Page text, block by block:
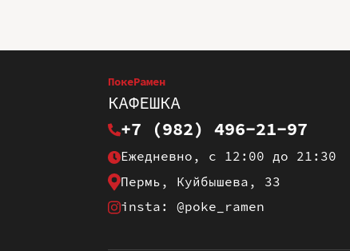
ПокеРамен
КАФЕШКА
+7 (982) 496-21-97
Ежедневно, с 12:00 до 21:30
Пермь, Куйбышева, 33
insta: @poke_ramen